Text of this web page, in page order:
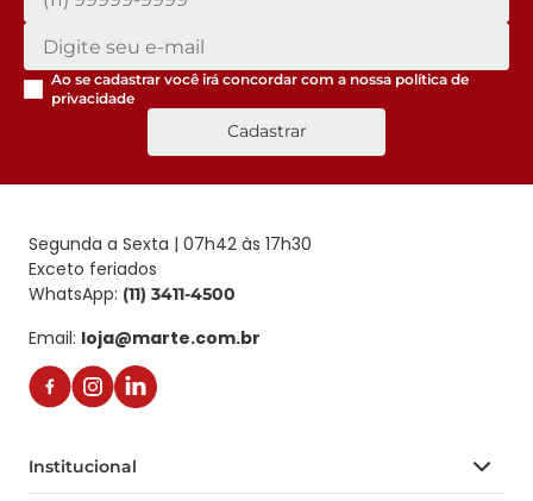
Ao se cadastrar você irá concordar com a nossa política de
privacidade
Cadastrar
Segunda a Sexta | 07h42 às 17h30
Exceto feriados
WhatsApp: (11) 3411-4500
Email: loja@marte.com.br
Institucional